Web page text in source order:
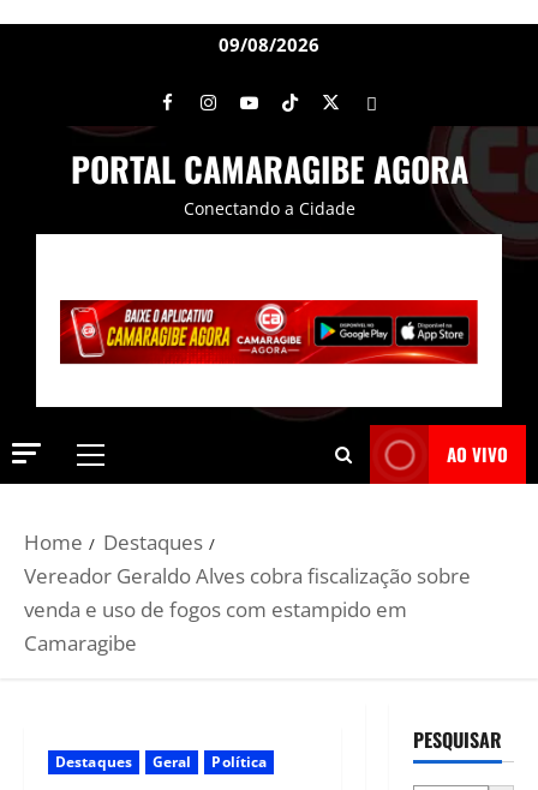
09/08/2026
PORTAL CAMARAGIBE AGORA
Conectando a Cidade
AO VIVO
Home
Destaques
Vereador Geraldo Alves cobra fiscalização sobre
venda e uso de fogos com estampido em
Camaragibe
Destaques Geral Política
PESQUISAR